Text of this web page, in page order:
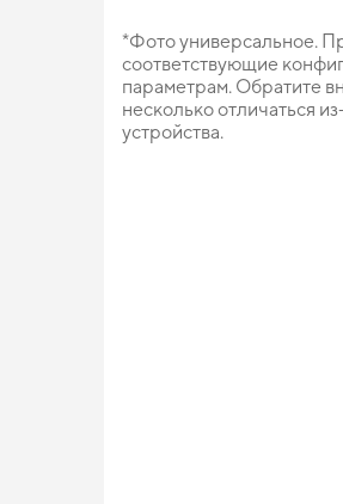
*Фото универсальное.
соответствующие
параметрам. Обратите
несколько отличаться
устройства.